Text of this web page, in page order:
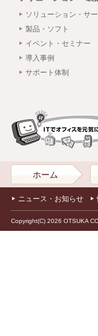
ソリューション・サ
製品・ソフト
イベント・セミナー
導入事例
サポート体制
ホーム
ニュース・お知らせ
Copyright(C) 2026 OTSUKA